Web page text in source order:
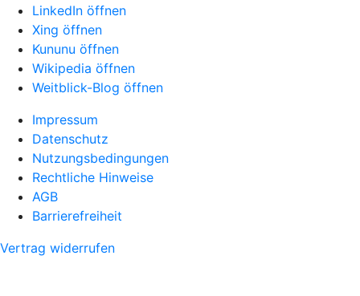
LinkedIn öffnen
Xing öffnen
Kununu öffnen
Wikipedia öffnen
Weitblick-Blog öffnen
Impressum
Datenschutz
Nutzungsbedingungen
Rechtliche Hinweise
AGB
Barrierefreiheit
Vertrag widerrufen